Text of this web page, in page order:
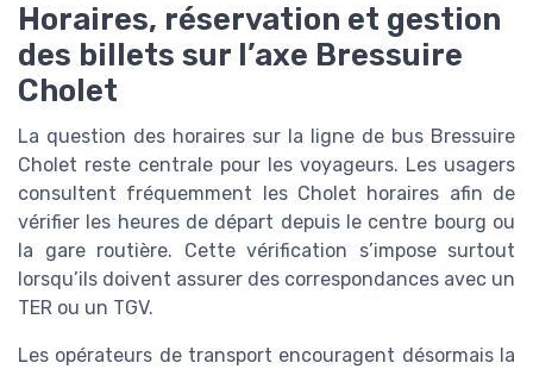
Horaires, réservation et gestion
des billets sur l’axe Bressuire
Cholet
La question des horaires sur la ligne de bus Bressuire
Cholet reste centrale pour les voyageurs. Les usagers
consultent fréquemment les Cholet horaires afin de
vérifier les heures de départ depuis le centre bourg ou
la gare routière. Cette vérification s’impose surtout
lorsqu’ils doivent assurer des correspondances avec un
TER ou un TGV.
Les opérateurs de transport encouragent désormais la